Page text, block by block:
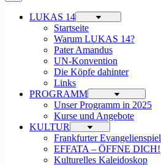
LUKAS 14
Startseite
Warum LUKAS 14?
Pater Amandus
UN-Konvention
Die Köpfe dahinter
Links
PROGRAMM
Unser Programm in 2025
Kurse und Angebote
KULTUR
Frankfurter Evangelienspiel
EFFATA – ÖFFNE DICH!
Kulturelles Kaleidoskop